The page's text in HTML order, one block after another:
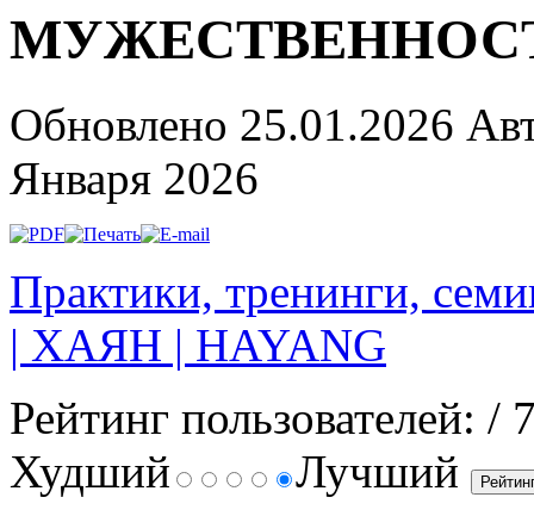
Обновлено 25.01.2026
Января 2026
Практики, тренинги,
| ХАЯН | HAYANG
Рейтинг пользователей: /
Худший
Лучший